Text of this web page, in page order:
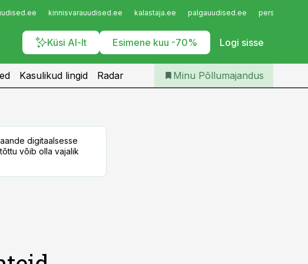
kinnisvarauudised.ee kalastaja.ee palgauudised.ee
Küsi AI-lt Esimene kuu -70% Logi sisse
Iseteenindus
Telli Põllumajandus
Kasulikud lingid Radar Minu Põllumajandus
digitaalsesse
võib olla vajalik